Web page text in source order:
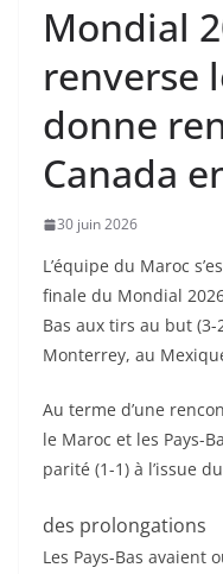
Mondial
renverse
donne
Canada
30 juin 2026
L’équipe du Maroc
finale du Mondial
Bas aux tirs au but
Monterrey, au
Au terme d’une
le Maroc et les Pays-
parité (1-1) à l’issue
des prolongations
Les Pays-Bas avaient